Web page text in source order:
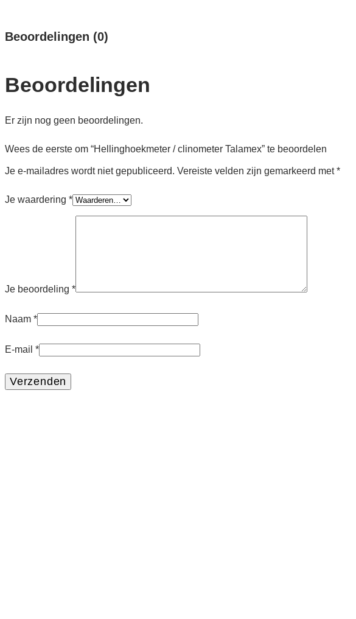
Beoordelingen (0)
Beoordelingen
Er zijn nog geen beoordelingen.
Wees de eerste om “Hellinghoekmeter / clinometer Talamex” te beoordelen
Je e-mailadres wordt niet gepubliceerd. Vereiste velden zijn gemarkeerd met*
Je waardering *
Je beoordeling *
Naam *
E-mail *